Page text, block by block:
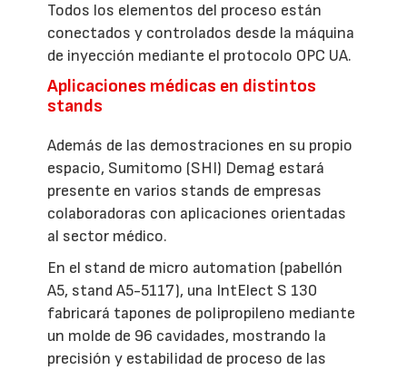
Todos los elementos del proceso están
conectados y controlados desde la máquina
de inyección mediante el protocolo OPC UA.
Aplicaciones médicas en distintos
stands
Además de las demostraciones en su propio
espacio, Sumitomo (SHI) Demag estará
presente en varios stands de empresas
colaboradoras con aplicaciones orientadas
al sector médico.
En el stand de micro automation (pabellón
A5, stand A5-5117), una IntElect S 130
fabricará tapones de polipropileno mediante
un molde de 96 cavidades, mostrando la
precisión y estabilidad de proceso de las